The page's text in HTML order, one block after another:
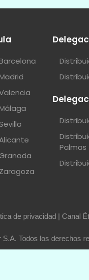
Palmas
de privacidad| Canal
Todos los derechos